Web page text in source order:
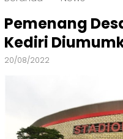
Pemenang
Kediri
20/08/2022